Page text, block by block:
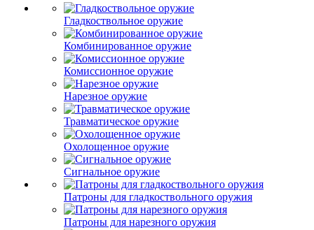
Гладкоствольное оружие
Комбинированное оружие
Комиссионное оружие
Нарезное оружие
Травматическое оружие
Охолощенное оружие
Сигнальное оружие
Патроны для гладкоствольного оружия
Патроны для нарезного оружия